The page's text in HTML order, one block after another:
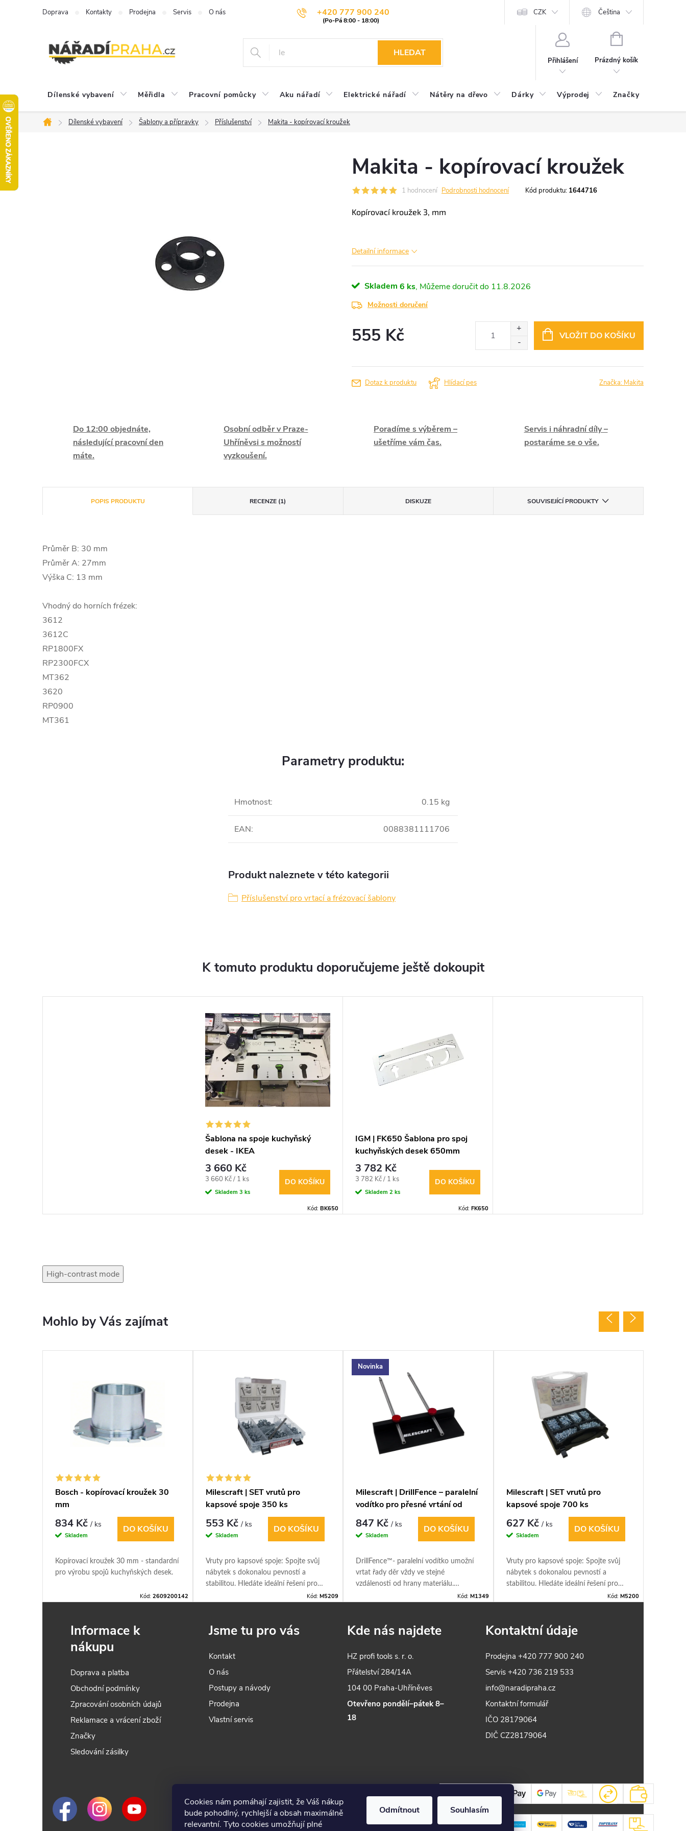
Cookies nám pomáhají zajistit, že Váš nákup
bude pohodlný, rychlejší a obsah maximálně
relevantní. Tyto cookies umožňují plné
Odmítnout Souhlasím
+420 777 900 240
Doprava Kontakty Prodejna Servis O nás CZK Čeština
HLEDAT
Přihlášení
NÁKUPNÍ
Prázdný košík
Dílenské vybavení Měřidla Pracovní pomůcky Aku nářadí Elektrické nářadí Nátěry na dřevo Dárky Výprodej Značky
Domů
Dílenské vybavení Šablony a přípravky Příslušenství Makita - kopírovací kroužek
Makita - kopírovací kroužek
1 hodnocení Podrobnosti hodnocení Kód produktu: 1644716
Kopírovací kroužek 3, mm
Detailní informace
Skladem 6 ks 11.8.2026
Možnosti doručení
555 Kč VLOŽIT DO KOŠÍKU
Dotaz k produktu Hlídací pes Značka: Makita
Do 12:00 objednáte,
následující pracovní den
máte.
Osobní odběr v Praze-
Uhříněvsi s možností
vyzkoušení.
Poradíme s výběrem –
ušetříme vám čas.
Servis i náhradní díly –
postaráme se o vše.
POPIS PRODUKTU RECENZE (1) DISKUZE SOUVISEJÍCÍ PRODUKTY
Průměr B: 30 mm
Průměr A: 27mm
Výška C: 13 mm
Vhodný do horních frézek:
3612
3612C
RP1800FX
RP2300FCX
MT362
3620
RP0900
MT361
Parametry produktu:
Hmotnost: 0.15 kg
EAN: 0088381111706
Produkt naleznete v této kategorii
Příslušenství pro vrtací a frézovací šablony
K tomuto produktu doporučujeme ještě dokoupit
Šablona na spoje kuchyňský
desek - IKEA
3 660 Kč
Měrná
cena:
3 660 Kč / 1 ks
Skladem 3 ks
DO KOŠÍKU
Kód: BK650
IGM | FK650 Šablona pro spoj
kuchyňských desek 650mm
3 782 Kč
Měrná
cena:
3 782 Kč / 1 ks
Skladem 2 ks
DO KOŠÍKU
Kód: FK650
High-contrast mode
Mohlo by Vás zajímat
Bosch - kopírovací kroužek 30
mm
834 Kč/ ks
Skladem
DO KOŠÍKU
Kopírovací kroužek 30 mm - standardní
pro výrobu spojů kuchyňských desek.
Kód: 2609200142
Milescraft | SET vrutů pro
kapsové spoje 350 ks
553 Kč/ ks
Skladem
DO KOŠÍKU
Vruty pro kapsové spoje: Spojte svůj
nábytek s dokonalou pevností a
stabilitou. Hledáte ideální řešení pro
spojování dřevěných obrobků, které je
přesně to, co potřebujete! Tyto
zajistit jejich dlouhou životnost.
Kód: M5209
Novinka
Milescraft | DrillFence – paralelní
vodítko pro přesné vrtání od
hrany
847 Kč/ ks
Skladem
DO KOŠÍKU
DrillFence™- paralelní vodítko umožní
vrtat řady děr vždy ve stejné
vzdálenosti od hrany materiálu.
Celokovový doraz stabilizuje vrtacíKód: M1349
Milescraft | SET vrutů pro
kapsové spoje 700 ks
627 Kč/ ks
Skladem
DO KOŠÍKU
Vruty pro kapsové spoje: Spojte svůj
nábytek s dokonalou pevností a
stabilitou. Hledáte ideální řešení pro
spojování dřevěných obrobků, které je
přesně to, co potřebujete! Tyto
uchytit vaše dřevěné konstrukce a
zajistit jejich dlouhou životnost.
Kód: M5200
Informace k
nákupu
Doprava a platba
Obchodní podmínky
Zpracování osobních údajů
Reklamace a vrácení zboží
Značky
Sledování zásilky
Jsme tu pro vás
Kontakt
O nás
Postupy a návody
Prodejna
Vlastní servis
Kde nás najdete
HZ profi tools s. r. o.
Přátelství 284/14A
104 00 Praha-Uhříněves
Otevřeno pondělí–pátek 8–
18
Kontaktní údaje
Prodejna+420 777 900 240
Servis+420 736 219 533
info@naradipraha.cz
Kontaktní formulář
IČO 28179064
DIČ CZ28179064